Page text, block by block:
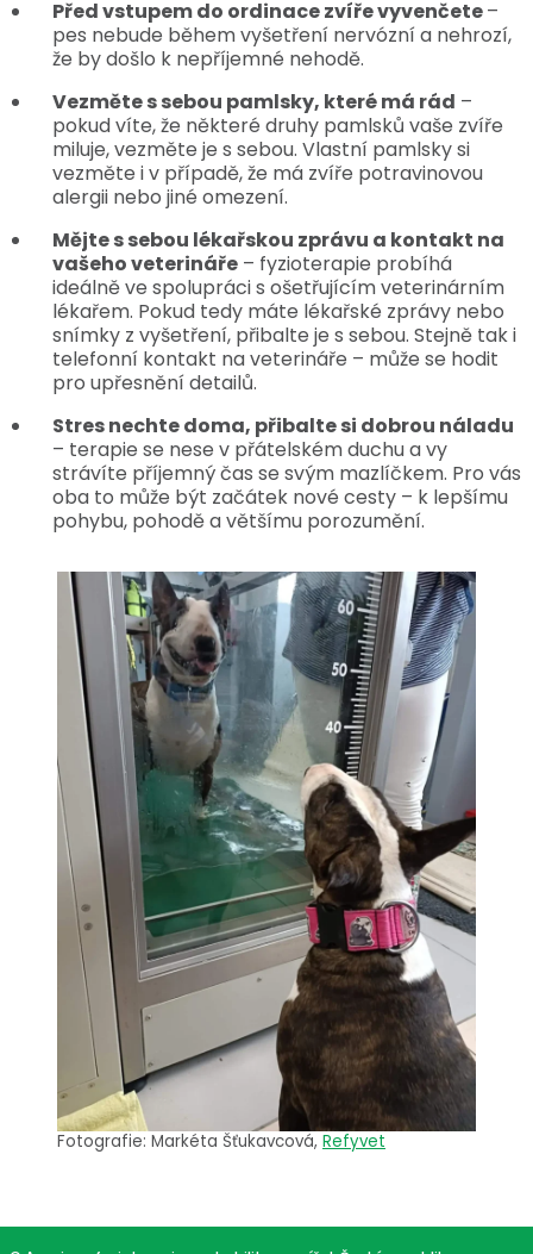
Před vstupem do ordinace zvíře vyvenčete–
pes nebude během vyšetření nervózní a nehrozí,
že by došlo k nepříjemné nehodě.
Vezměte s sebou pamlsky, které má rád –
pokud víte, že některé druhy pamlsků vaše zvíře
miluje, vezměte je s sebou. Vlastní pamlsky si
vezměte i v případě, že má zvíře potravinovou
alergii nebo jiné omezení.
Mějte s sebou lékařskou zprávu a kontakt na
vašeho veterináře – fyzioterapie probíhá
ideálně ve spolupráci s ošetřujícím veterinárním
lékařem. Pokud tedy máte lékařské zprávy nebo
snímky z vyšetření, přibalte je s sebou. Stejně tak i
telefonní kontakt na veterináře – může se hodit
pro upřesnění detailů.
Stres nechte doma, přibalte si dobrou náladu
– terapie se nese v přátelském duchu a vy
strávíte příjemný čas se svým mazlíčkem. Pro vás
oba to může být začátek nové cesty – k lepšímu
pohybu, pohodě a většímu porozumění.
Fotografie: Markéta Šťukavcová, Refyvet